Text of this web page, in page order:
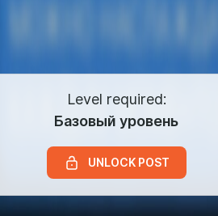
Level required:
Базовый уровень
UNLOCK POST